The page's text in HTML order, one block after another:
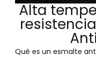
Alta
Qué es un esmalte